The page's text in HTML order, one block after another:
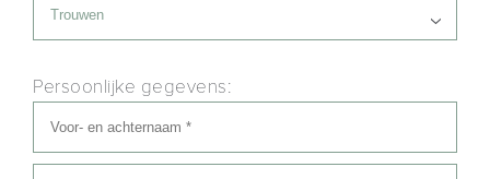
Persoonlijke gegevens: